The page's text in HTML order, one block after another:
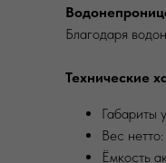
Благодаря
Технические
Габариты
Вес
Ёмкость